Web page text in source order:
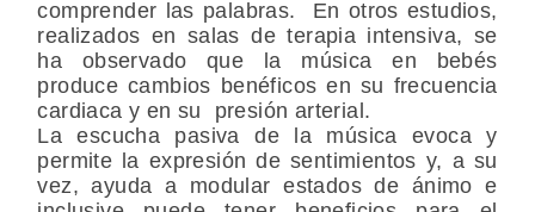
comprender las palabras. En otros estudios,
realizados en salas de terapia intensiva, se
ha observado que la música en bebés
produce cambios benéficos en su frecuencia
cardiaca y en su presión arterial.
La escucha pasiva de la música evoca y
permite la expresión de sentimientos y, a su
vez, ayuda a modular estados de ánimo e